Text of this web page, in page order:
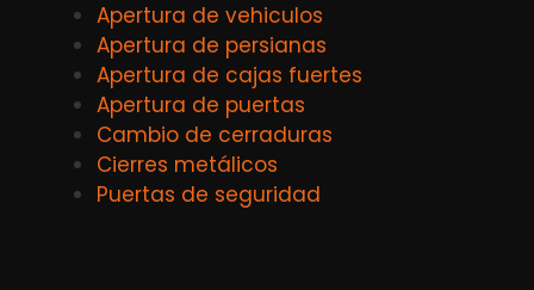
Apertura de vehiculos
Apertura de persianas
Apertura de cajas fuertes
Apertura de puertas
Cambio de cerraduras
Cierres metálicos
Puertas de seguridad